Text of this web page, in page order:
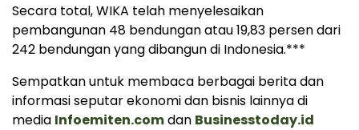
Secara total, WIKA telah menyelesaikan
pembangunan 48 bendungan atau 19,83 persen dari
242 bendungan yang dibangun di Indonesia.***
Sempatkan untuk membaca berbagai berita dan
informasi seputar ekonomi dan bisnis lainnya di
media Infoemiten.comdan Businesstoday.id